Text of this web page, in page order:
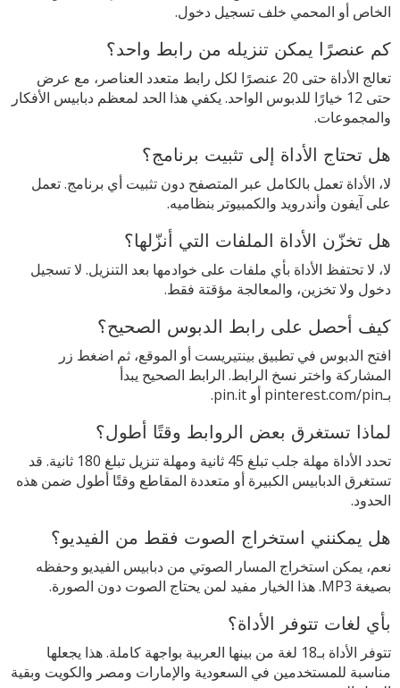
الخاص أو المحمي خلف تسجيل دخول.
كم عنصرًا يمكن تنزيله من رابط واحد؟
تعالج الأداة حتى 20 عنصرًا لكل رابط متعدد العناصر، مع عرض
حتى 12 خيارًا للدبوس الواحد. يكفي هذا الحد لمعظم دبابيس الأفكار
والمجموعات.
هل تحتاج الأداة إلى تثبيت برنامج؟
لا، الأداة تعمل بالكامل عبر المتصفح دون تثبيت أي برنامج. تعمل
على آيفون وأندرويد والكمبيوتر بنظاميه.
هل تخزّن الأداة الملفات التي أنزّلها؟
لا، لا تحتفظ الأداة بأي ملفات على خوادمها بعد التنزيل. لا تسجيل
دخول ولا تخزين، والمعالجة مؤقتة فقط.
كيف أحصل على رابط الدبوس الصحيح؟
افتح الدبوس في تطبيق بينتيريست أو الموقع، ثم اضغط زر
المشاركة واختر نسخ الرابط. الرابط الصحيح يبدأ
بـpinterest.com/pin أو pin.it.
لماذا تستغرق بعض الروابط وقتًا أطول؟
تحدد الأداة مهلة جلب تبلغ 45 ثانية ومهلة تنزيل تبلغ 180 ثانية. قد
تستغرق الدبابيس الكبيرة أو متعددة المقاطع وقتًا أطول ضمن هذه
الحدود.
هل يمكنني استخراج الصوت فقط من الفيديو؟
نعم، يمكن استخراج المسار الصوتي من دبابيس الفيديو وحفظه
بصيغة MP3. هذا الخيار مفيد لمن يحتاج الصوت دون الصورة.
بأي لغات تتوفر الأداة؟
تتوفر الأداة بـ18 لغة من بينها العربية بواجهة كاملة. هذا يجعلها
مناسبة للمستخدمين في السعودية والإمارات ومصر والكويت وبقية